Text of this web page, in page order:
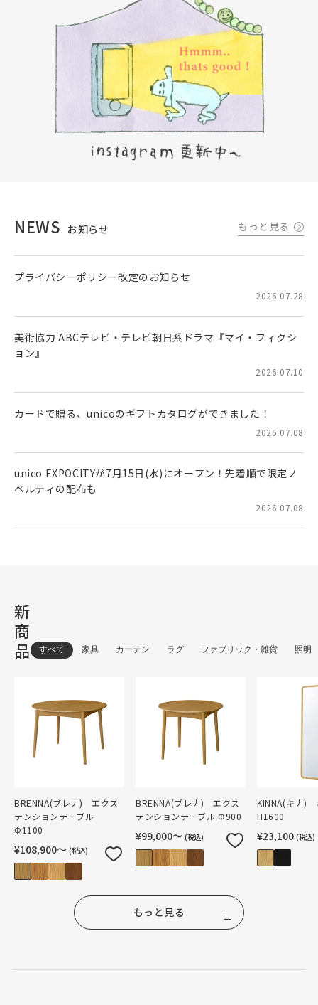
NEWS お知らせ もっと見る
2026.07.28
プライバシーポリシー改定のお知らせ
2026.07.10
美術協力 ABCテレビ・テレビ朝日系ドラマ『マイ・フィクシ
ョン』
2026.07.08
カードで贈る、unicoのギフトカタログができました！
2026.07.08
unico EXPOCITYが7月15日(水)にオープン！先着順で限定ノ
ベルティの配布も
新
商
品
すべて 家具 カーテン ラグ ファブリック・雑貨 照明
BRENNA(ブレナ) エクス
テンションテーブル
Φ1100
¥108,900〜 (税込)
BRENNA(ブレナ) エクス
テンションテーブル Φ900
¥99,000〜 (税込)
KINNA(キナ)
H1600
¥23,100 (税込)
もっと見る